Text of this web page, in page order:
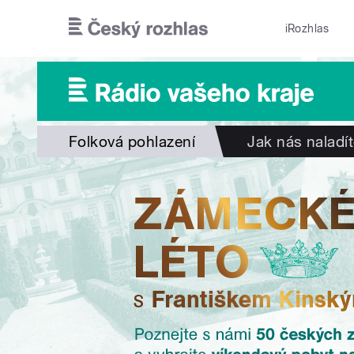
iRozhlas
Folková pohlazení Jak nás